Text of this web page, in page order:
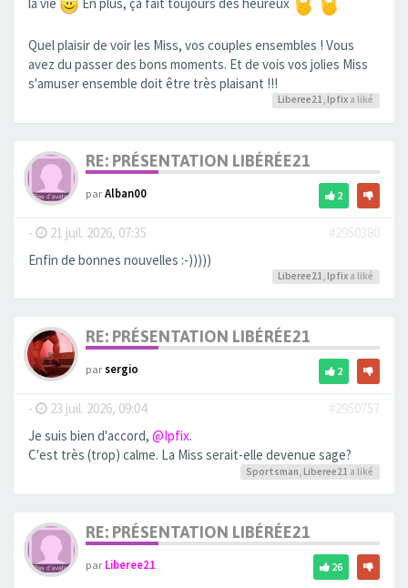
la vie
En plus, ça fait toujours des heureux
Quel plaisir de voir les Miss, vos couples ensembles ! Vous
avez du passer des bons moments. Et de vois vos jolies Miss
s'amuser ensemble doit être très plaisant !!!
Liberee21, Ipfix a liké
RE: PRÉSENTATION LIBÉRÉE21
parAlban00 2
- 21 juil. 2026, 07:35
#2950380
Enfin de bonnes nouvelles :-)))))
Liberee21, Ipfix a liké
RE: PRÉSENTATION LIBÉRÉE21
parsergio 2
- 23 juil. 2026, 09:04
#2950757
Je suis bien d'accord, @Ipfix.
C'est très (trop) calme. La Miss serait-elle devenue sage?
Sportsman Liberee21 a liké
RE: PRÉSENTATION LIBÉRÉE21
parLiberee21 26